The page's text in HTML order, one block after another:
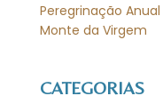
Peregrinação
Monte da Virgem
CATEGORIAS